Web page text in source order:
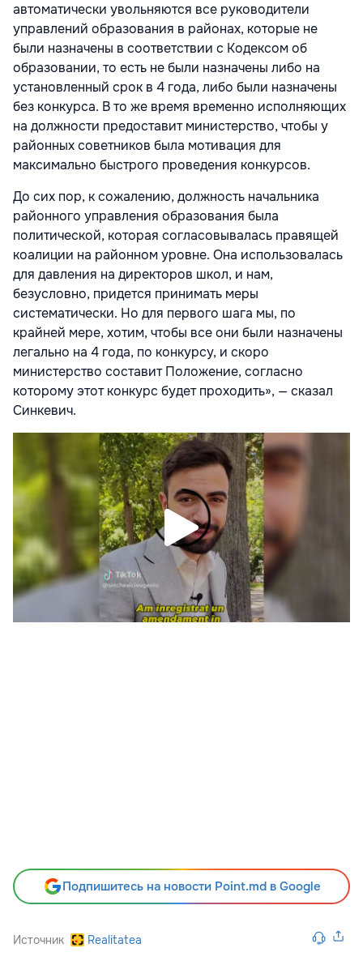
автоматически увольняются все руководители
управлений образования в районах, которые не
были назначены в соответствии с Кодексом об
образовании, то есть не были назначены либо на
установленный срок в 4 года, либо были назначены
без конкурса. В то же время временно исполняющих
на должности предоставит министерство, чтобы у
районных советников была мотивация для
максимально быстрого проведения конкурсов.
До сих пор, к сожалению, должность начальника
районного управления образования была
политической, которая согласовывалась правящей
коалиции на районном уровне. Она использовалась
для давления на директоров школ, и нам,
безусловно, придется принимать меры
систематически. Но для первого шага мы, по
крайней мере, хотим, чтобы все они были назначены
легально на 4 года, по конкурсу, и скоро
министерство составит Положение, согласно
которому этот конкурс будет проходить», — сказал
Синкевич.
Подпишитесь на новости Point.md в Google
Источник Realitatea